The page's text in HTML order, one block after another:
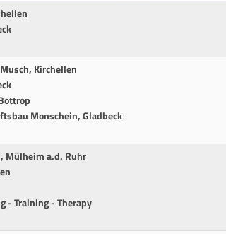
Kirchellen
Monschein, Gladbeck
Mülheim a.d. Ruhr
- Training - Therapy